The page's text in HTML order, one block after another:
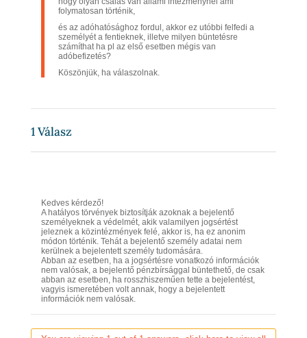
folymatosan történik,
és az adóhatósághoz fordul, akkor ez utóbbi felfedi a
személyét a fentieknek, illetve milyen büntetésre
számíthat ha pl az első esetben mégis van
adóbefizetés?
Köszönjük, ha válaszolnak.
1Válasz
Kedves kérdező!
A hatályos törvények biztosítják azoknak a bejelentő
személyeknek a védelmét, akik valamilyen jogsértést
jeleznek a közintézmények felé, akkor is, ha ez anonim
módon történik. Tehát a bejelentő személy adatai nem
kerülnek a bejelentett személy tudomására.
Abban az esetben, ha a jogsértésre vonatkozó információk
nem valósak, a bejelentő pénzbírsággal büntethető, de csak
abban az esetben, ha rosszhiszeműen tette a bejelentést,
vagyis ismeretében volt annak, hogy a bejelentett
információk nem valósak.